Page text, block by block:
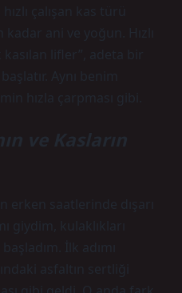
çalışan kas türü
ani ve yoğun. Hızlı
kasılan lifler”, adeta bir
Aynı benim
hızla çarpması gibi.
ve Kasların
erken saatlerinde dışarı
giydim, kulaklıkları
İlk adımı
asfaltın sertliği